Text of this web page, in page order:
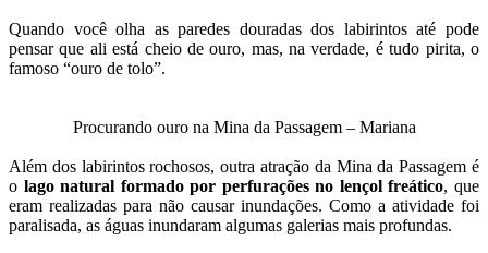
Quando você olha as paredes douradas dos labirintos até pode
pensar que ali está cheio de ouro, mas, na verdade, é tudo pirita, o
famoso “ouro de tolo”.
Procurando ouro na Mina da Passagem – Mariana
Além dos labirintos rochosos, outra atração da Mina da Passagem é
o lago natural formado por perfurações no lençol freático, que
eram realizadas para não causar inundações. Como a atividade foi
paralisada, as águas inundaram algumas galerias mais profundas.